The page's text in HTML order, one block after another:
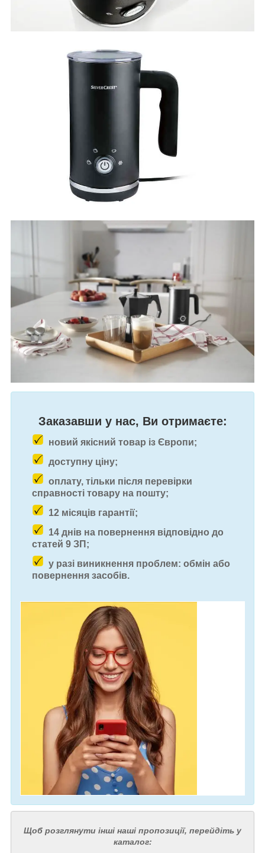
Заказавши у нас, Ви отримаєте:
новий якісний товар із Європи;
доступну ціну;
оплату, тільки після перевірки
справності товару на пошту;
12 місяців гарантії;
14 днів на повернення відповідно до
статей 9 ЗП;
у разі виникнення проблем: обмін або
повернення засобів.
Щоб розглянути інші наші пропозиції, перейдіть у
каталог: